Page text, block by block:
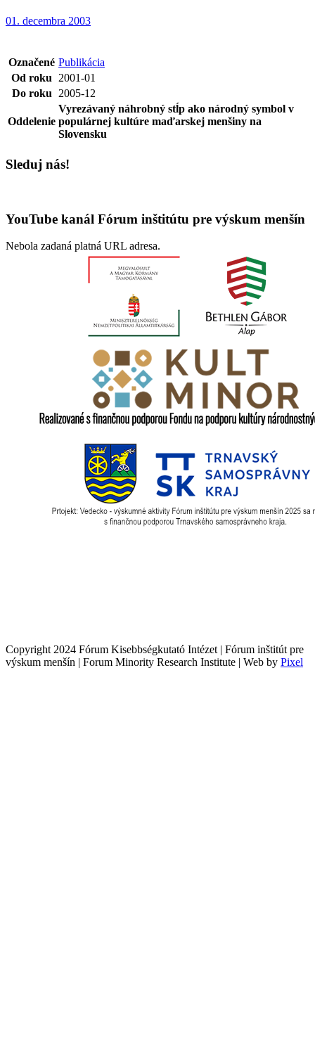
01. decembra 2003
Označené Publikácia
Od roku
2001-01
Do roku
2005-12
Oddelenie
Vyrezávaný náhrobný stĺp ako národný symbol v
populárnej kultúre maďarskej menšiny na
Slovensku
Sleduj nás!
YouTube kanál Fórum inštitútu pre výskum menšín
Nebola zadaná platná URL adresa.
Copyright 2024 Fórum Kisebbségkutató Intézet | Fórum inštitút pre
výskum menšín | Forum Minority Research Institute | Web by Pixel